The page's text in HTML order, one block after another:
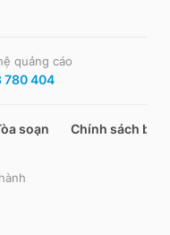
quảng cáo
780 404
soạn Chính sách bảo